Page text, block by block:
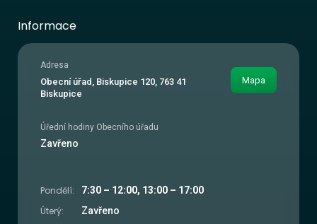
Informace
Adresa
Obecní úřad, Biskupice 120, 763 41
Biskupice
Mapa
Úřední hodiny Obecního úřadu
Zavřeno
Pondělí: 7:30 – 12:00, 13:00 – 17:00
Úterý: Zavřeno